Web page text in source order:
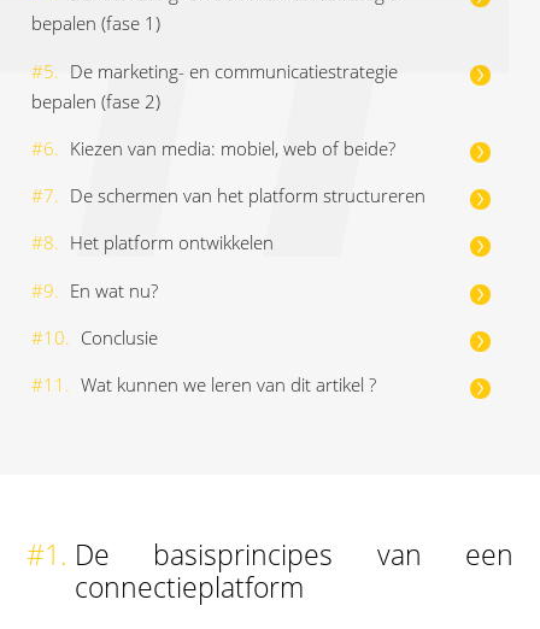
bepalen (fase 1)
#5. De marketing- en communicatiestrategie
bepalen (fase 2)
#6. Kiezen van media: mobiel, web of beide?
#7. De schermen van het platform structureren
#8. Het platform ontwikkelen
#9. En wat nu?
#10. Conclusie
#11. Wat kunnen we leren van dit artikel ?
#1. De basisprincipes van een
connectieplatform